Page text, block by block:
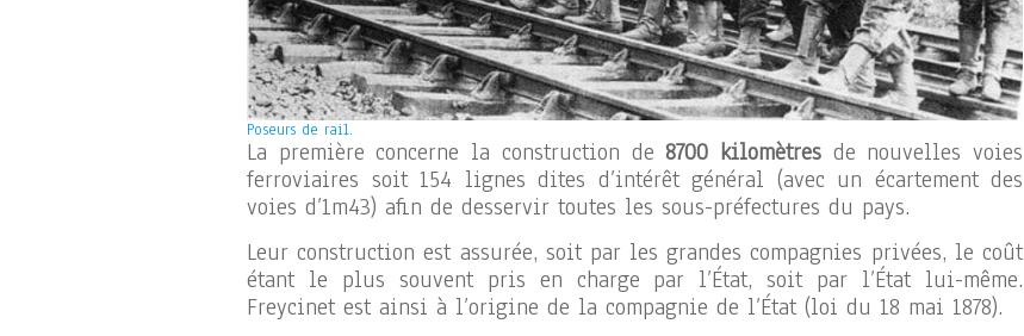
Poseurs de rail.
La première concerne la construction de8700 kilomètresde nouvelles voies
ferroviaires soit 154 lignes dites d’intérêt général (avec un écartement des
voies d’1m43) afin de desservir toutes les sous-préfectures du pays.
Leur construction est assurée, soit par les grandes compagnies privées, le coût
étant le plus souvent pris en charge par l’État, soit par l’État lui-même.
Freycinet est ainsi à l’origine de la compagnie de l’État (loi du 18 mai 1878).